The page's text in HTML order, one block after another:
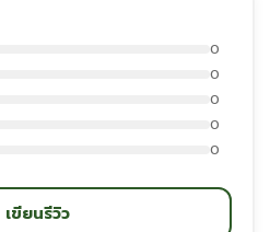
0
0
0
0
0
เขียนรีวิว